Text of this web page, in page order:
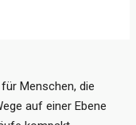
Menschen, die
auf einer Ebene